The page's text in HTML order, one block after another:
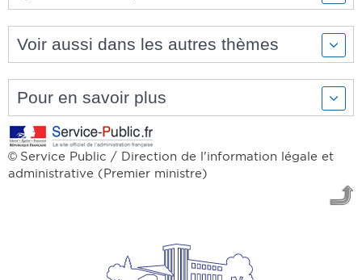
Voir aussi dans les autres thèmes
Pour en savoir plus
© Service Public / Direction de l'information légale et
administrative (Premier ministre)